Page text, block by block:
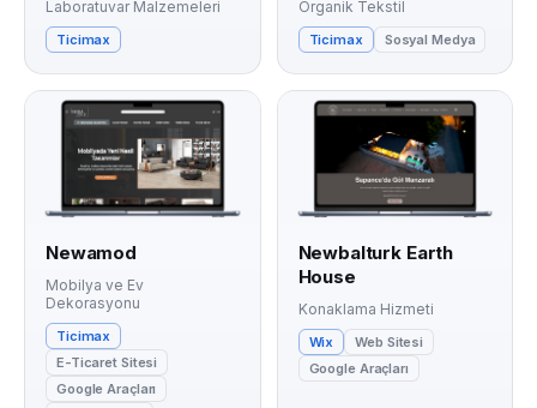
Laboratuvar Malzemeleri
Ticimax
Organik Tekstil
Ticimax Sosyal Medya
Newamod
Mobilya ve Ev
Dekorasyonu
Ticimax
E-Ticaret Sitesi
Google Araçları
Newbalturk Earth
House
Konaklama Hizmeti
Wix
Web Sitesi
Google Araçları